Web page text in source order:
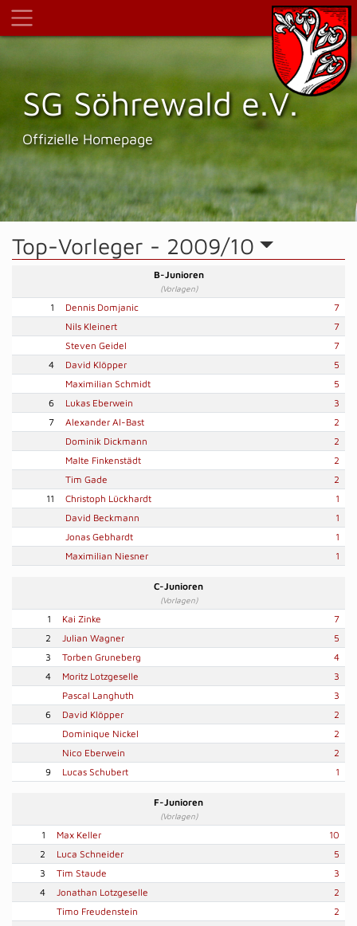
SG Söhrewald e.V.
Offizielle Homepage
Top-Vorleger - 2009/10
B-Junioren
(Vorlagen)
1 Dennis Domjanic
7
Nils Kleinert
7
Steven Geidel
7
4
David Klöpper
5
Maximilian Schmidt
5
6
Lukas Eberwein
3
7
Alexander Al-Bast
2
Dominik Dickmann
2
Malte Finkenstädt
2
Tim Gade
2
11
Christoph Lückhardt
1
David Beckmann
1
Jonas Gebhardt
1
Maximilian Niesner
1
C-Junioren
(Vorlagen)
1 Kai Zinke
7
2
Julian Wagner
5
3
Torben Gruneberg
4
4
Moritz Lotzgeselle
3
Pascal Langhuth
3
6
David Klöpper
2
Dominique Nickel
2
Nico Eberwein
2
9
Lucas Schubert 1
F-Junioren
(Vorlagen)
1 Max Keller
10
2
Luca Schneider
5
3
Tim Staude
3
4
Jonathan Lotzgeselle
2
Timo Freudenstein
2